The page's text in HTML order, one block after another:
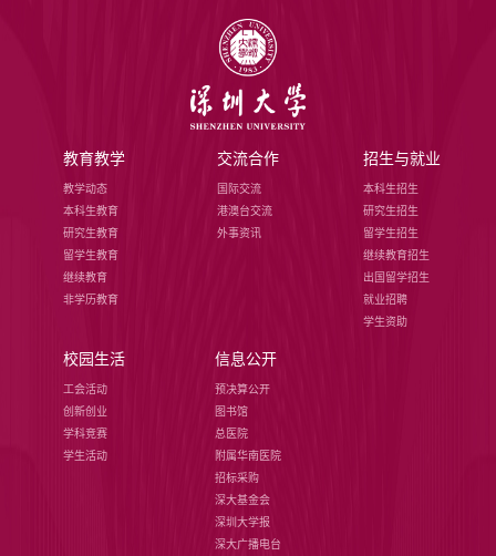
教育教学
教学动态
本科生教育
研究生教育
留学生教育
继续教育
非学历教育
交流合作
国际交流
港澳台交流
外事资讯
招生与就业
本科生招生
研究生招生
留学生招生
继续教育招生
出国留学招生
就业招聘
学生资助
校园生活
工会活动
创新创业
学科竞赛
学生活动
信息公开
预决算公开
图书馆
总医院
附属华南医院
招标采购
深大基金会
深圳大学报
深大广播电台